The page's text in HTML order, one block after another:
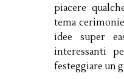
piacere
tema
idee super
interessanti
festeggiare un